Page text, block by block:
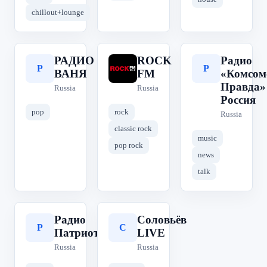
chillout+lounge
Р
РАДИО
ВАНЯ
Russia
pop
R
ROCK
FM
Russia
rock
classic rock
pop rock
Р
Радио
Россия
Russia
music
news
talk
Р
Радио
Патриот
Russia
С
Соловьёв
LIVE
Russia